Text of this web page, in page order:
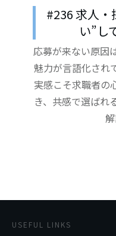
#236 求人・
い”し
応募が来ない原因
魅力が言語化され
実感こそ求職者の
き、共感で選ばれ
USEFUL LINKS